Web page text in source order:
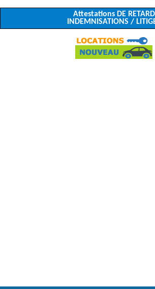
Attestations DE RETARD
INDEMNISATIONS /